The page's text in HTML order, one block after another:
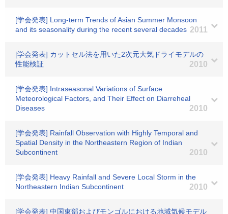
[学会発表] Long-term Trends of Asian Summer Monsoon
and its seasonality during the recent several decades 2011
[学会発表] カットセル法を用いた2次元大気ドライモデルの
性能検証
2010
[学会発表] Intraseasonal Variations of Surface
Meteorological Factors, and Their Effect on Diarreheal
Diseases
2010
[学会発表] Rainfall Observation with Highly Temporal and
Spatial Density in the Northeastern Region of Indian
Subcontinent
2010
[学会発表] Heavy Rainfall and Severe Local Storm in the
Northeastern Indian Subcontinent
2010
[学会発表] 中国東部およびモンゴルにおける地域気候モデル